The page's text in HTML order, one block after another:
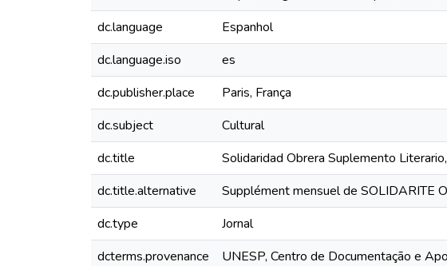
dc.language
Espanhol
dc.language.iso
es
dc.publisher.place
Paris, França
dc.subject
Cultural
dc.title
Solidaridad Obrera Suplemento
dc.title.alternative
Supplément mensuel de SOLIDARITE
dc.type
Jornal
dcterms.provenance
UNESP, Centro de Documentação e